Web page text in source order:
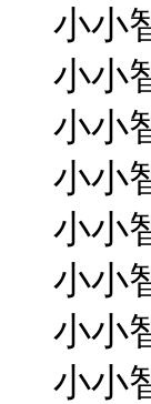
小小
小小
小小
小小
小小
小小
小小
小小